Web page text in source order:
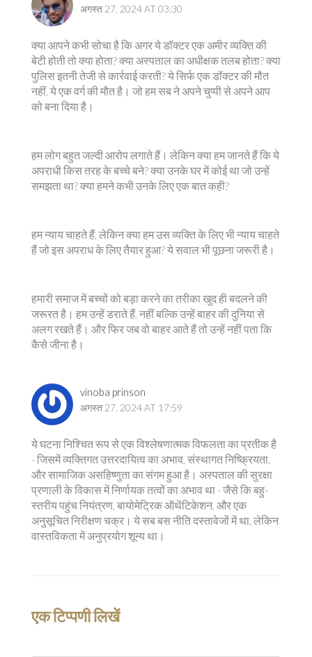
अगस्त 27, 2024 AT 03:30
क्या आपने कभी सोचा है कि अगर ये डॉक्टर एक अमीर व्यक्ति की
बेटी होती तो क्या होता? क्या अस्पताल का अधीक्षक तलब होता? क्या
पुलिस इतनी तेजी से कार्रवाई करती? ये सिर्फ एक डॉक्टर की मौत
नहीं, ये एक वर्ग की मौत है। जो हम सब ने अपने चुप्पी से अपने आप
को बना दिया है।
हम लोग बहुत जल्दी आरोप लगाते हैं। लेकिन क्या हम जानते हैं कि ये
अपराधी किस तरह के बच्चे बने? क्या उनके घर में कोई था जो उन्हें
समझता था? क्या हमने कभी उनके लिए एक बात कही?
हम न्याय चाहते हैं, लेकिन क्या हम उस व्यक्ति के लिए भी न्याय चाहते
हैं जो इस अपराध के लिए तैयार हुआ? ये सवाल भी पूछना जरूरी है।
हमारी समाज में बच्चों को बड़ा करने का तरीका खुद ही बदलने की
जरूरत है। हम उन्हें डराते हैं, नहीं बल्कि उन्हें बाहर की दुनिया से
अलग रखते हैं। और फिर जब वो बाहर आते हैं तो उन्हें नहीं पता कि
कैसे जीना है।
vinoba prinson
अगस्त 27, 2024 AT 17:59
ये घटना निश्चित रूप से एक विश्लेषणात्मक विफलता का प्रतीक है
- जिसमें व्यक्तिगत उत्तरदायित्व का अभाव, संस्थागत निष्क्रियता,
और सामाजिक असहिष्णुता का संगम हुआ है। अस्पताल की सुरक्षा
प्रणाली के विकास में निर्णायक तत्वों का अभाव था - जैसे कि बहु-
स्तरीय पहुंच नियंत्रण, बायोमेट्रिक ऑथेंटिकेशन, और एक
अनुसूचित निरीक्षण चक्र। ये सब बस नीति दस्तावेजों में था, लेकिन
वास्तविकता में अनुप्रयोग शून्य था।
एक टिप्पणी लिखें